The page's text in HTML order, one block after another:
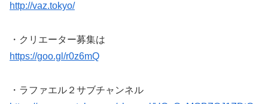
http://vaz.tokyo/
・クリエーター募集は️
https://goo.gl/r0z6mQ
・ラファエル２サブチャンネル